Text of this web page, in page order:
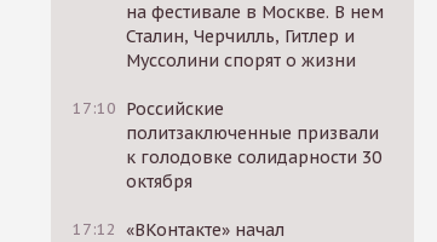
на фестивале в Москве. В нем
Сталин, Черчилль, Гитлер и
Муссолини спорят о жизни
17:10 Российские
политзаключенные призвали
к голодовке солидарности 30
октября
17:12 «ВКонтакте» начал